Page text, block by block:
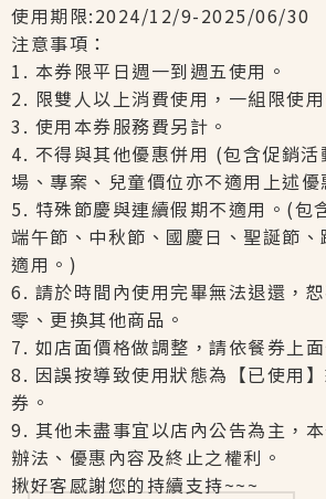
使用期限:2024/12/9-2025/06/30
注意事項：
1. 本券限平日週一到週五使用。
2. 限雙人以上消費使用，一組限使用
3. 使用本券服務費另計。
4. 不得與其他優惠併用 (包含促銷活
場、專案、兒童價位亦不適用上述優
5. 特殊節慶與連續假期不適用。(包
端午節、中秋節、國慶日、聖誕節
適用。)
6. 請於時間內使用完畢無法退還，
零、更換其他商品。
7. 如店面價格做調整，請依餐券上
8. 因誤按導致使用狀態為【已使用
券。
9. 其他未盡事宜以店內公告為主，
辦法、優惠內容及終止之權利。
揪好客感謝您的持續支持~~~